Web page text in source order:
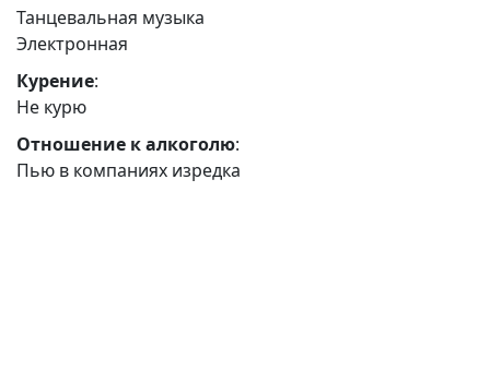
Танцевальная музыка
Электронная
Курение:
Не курю
Отношение к алкоголю:
Пью в компаниях изредка